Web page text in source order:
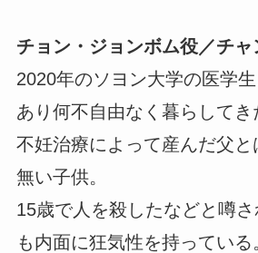
チョン・ジョンボム役／チャ
2020年のソヨン大学の医学
あり何不自由なく暮らして
不妊治療によって産んだ父
無い子供。
15歳で人を殺したなどと噂
も内面に狂気性を持っている